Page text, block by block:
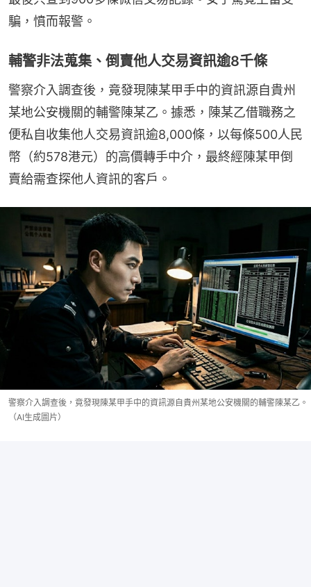
騙，憤而報警。
輔警非法蒐集、倒賣他人交易資訊逾8千條
警察介入調查後，竟發現陳某甲手中的資訊源自貴州
某地公安機關的輔警陳某乙。據悉，陳某乙借職務之
便私自收集他人交易資訊逾8,000條，以每條500人民
幣（約578港元）的高價轉手中介，最終經陳某甲倒
賣給需查探他人資訊的客戶。
警察介入調查後，竟發現陳某甲手中的資訊源自貴州某地公安機關的輔警陳某乙。
（AI生成圖片）